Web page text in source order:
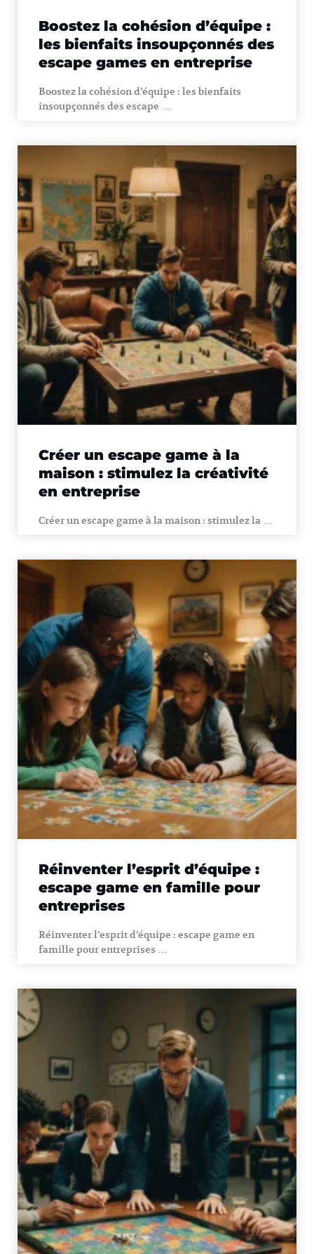
Boostez la cohésion d’équipe :
les bienfaits insoupçonnés des
escape games en entreprise
Boostez la cohésion d’équipe : les bienfaits
insoupçonnés des escape …
Créer un escape game à la
maison : stimulez la créativité
en entreprise
Créer un escape game à la maison : stimulez la …
Réinventer l’esprit d’équipe :
escape game en famille pour
entreprises
Réinventer l’esprit d’équipe : escape game en
famille pour entreprises …